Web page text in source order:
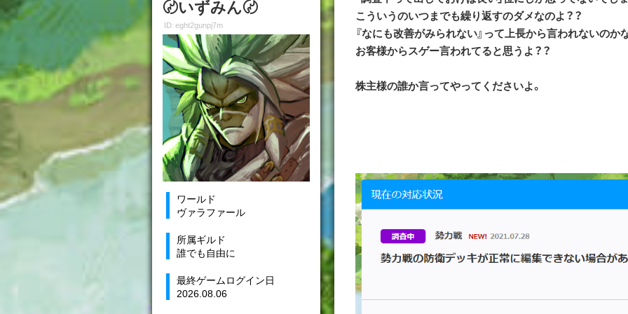
〄いずみん〄
ID: eght2gunpj7m
ワールド
ヴァラファール
所属ギルド
誰でも自由に
最終ゲームログイン日
2026.08.06
こういうのいつまでも繰り返すのダメなのよ？？
『なにも改善がみられない』って上長から言われないのか
お客様からスゲー言われてると思うよ？？
株主様の誰か言ってやってくださいよ。